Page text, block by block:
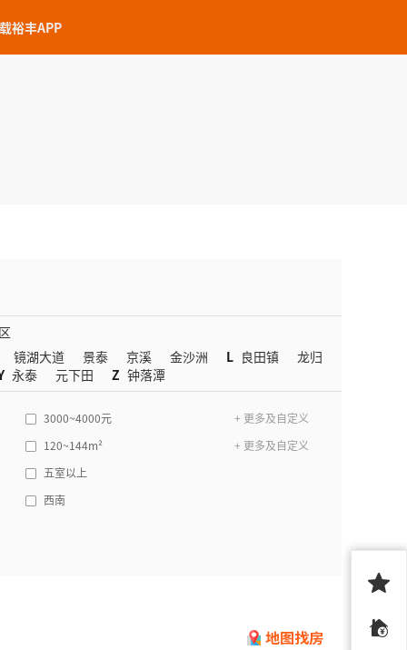
裕丰APP
镜湖大道 景泰 京溪 金沙洲 L 良田镇
龙归
永泰 元下田 Z 钟落潭
3000~4000元
+ 更多及自定义
120~144m²
+ 更多及自定义
五室以上
西南